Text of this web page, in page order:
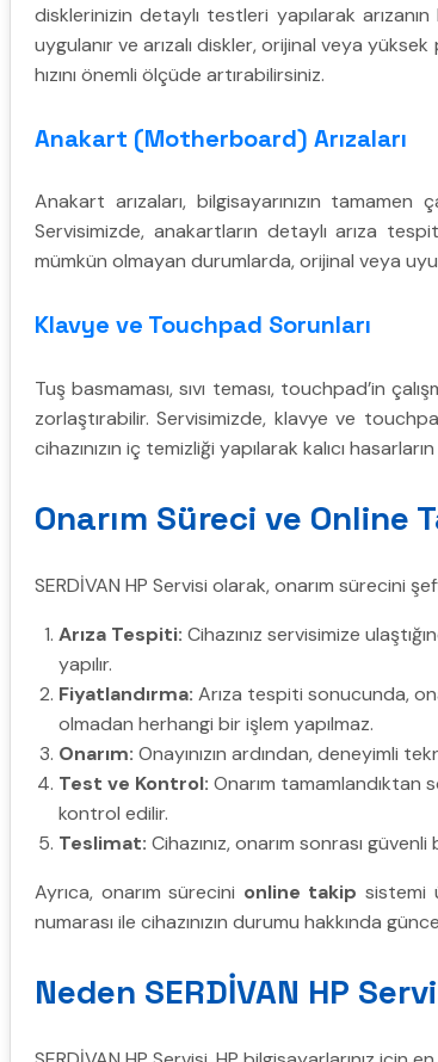
disklerinizin detaylı testleri yapılarak
uygulanır ve arızalı diskler, orijinal veya yüksek
hızını önemli ölçüde artırabilirsiniz.
Anakart (Motherboard) Arızaları
Anakart arızaları, bilgisayarınızın
Servisimizde, anakartların detaylı arıza
mümkün olmayan durumlarda, orijinal veya
Klavye ve Touchpad Sorunları
Tuş basmaması, sıvı teması, touchpad’in
zorlaştırabilir. Servisimizde, klavye ve
cihazınızın iç temizliği yapılarak kalıcı
Onarım Süreci ve Online
SERDİVAN HP Servisi olarak, onarım sürecini
Arıza Tespiti: Cihazınız servisimize
yapılır.
Fiyatlandırma: Arıza tespiti sonucunda,
olmadan herhangi bir işlem yapılmaz.
Onarım: Onayınızın ardından, deneyimli
Test ve Kontrol: Onarım tamamlandıktan
kontrol edilir.
Teslimat: Cihazınız, onarım sonrası
Ayrıca, onarım sürecini online takip sistemi
numarası ile cihazınızın durumu hakkında
Neden SERDİVAN HP